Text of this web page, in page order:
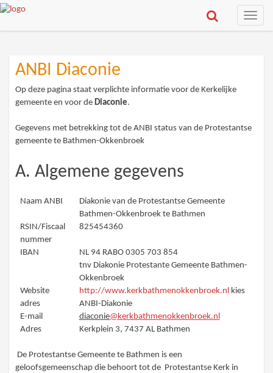
Toggle
ANBI Diaconie
Op deze pagina staat verplichte informatie voor de Kerkelijke
gemeente en voor deDiaconie.
Gegevens met betrekking tot de ANBI status van de Protestantse
gemeente te Bathmen-Okkenbroek
A. Algemene gegevens
Naam ANBI
Diakonie van de Protestantse Gemeente
Bathmen-Okkenbroek te Bathmen
RSIN/Fiscaal
nummer
825454360
IBAN
NL 94 RABO 0305 703 854
tnv Diakonie Protestante Gemeente Bathmen-
Okkenbroek
Website
adres
http://www.kerkbathmenokkenbroek.nl kies
ANBI-Diakonie
E-mail
diaconie@kerkbathmenokkenbroek.nl
Adres
Kerkplein 3, 7437 AL Bathmen
De Protestantse Gemeente te Bathmen is een
geloofsgemeenschap die behoort tot de Protestantse Kerk in